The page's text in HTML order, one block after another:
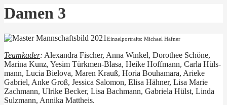
Damen 3
Einzelportraits: Michael Häfner
Teamkader: Alexandra Fischer, Anna Winkel, Dorothee Schöne,
Marina Kunz, Yesim Türkmen-Blasa, Heike Hoffmann, Carla Hüls­
mann, Lucia Bielova, Maren Krauß, Horia Bouhamara, Arieke
Gabriel, Anke Groß, Jessica Salomon, Elisa Hähner, Lisa­ Marie
Zachmann, Ulrike Becker, Lisa Bachmann, Gabriela Hülst, Linda
Sulzmann, Annika Mattheis.